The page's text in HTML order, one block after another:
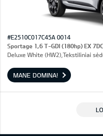
#E2510C017C45A 0014
Sportage 1,6 T-GDI (180hp) EX
Deluxe White (HW2),Tekstiliniai
MANE DOMINA!